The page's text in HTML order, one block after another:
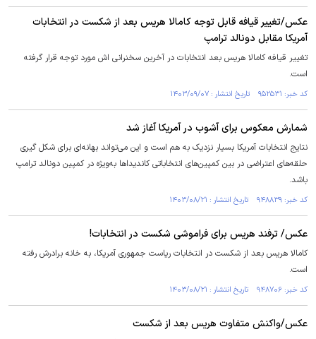
عکس/تغییر قیافه قابل توجه کامالا هریس بعد از شکست در انتخابات
آمریکا مقابل دونالد ترامپ
تغییر قیافه کامالا هریس بعد انتخابات در آخرین سخنرانی اش مورد توجه قرار گرفته
است.
کد خبر: ۹۵۲۵۳۱ تاریخ انتشار : ۱۴۰۳/۰۹/۰۷
شمارش معکوس برای آشوب در آمریکا آغاز شد
نتایج انتخابات آمریکا بسیار نزدیک به هم است و این می‌تواند بهانه‌ای برای شکل گیری
حلقه‌های اعتراضی در بین کمپین‌های انتخاباتی کاندیداها به‌ویژه در کمپین دونالد ترامپ
باشد.
کد خبر: ۹۴۸۸۳۹ تاریخ انتشار : ۱۴۰۳/۰۸/۲۱
عکس/ ترفند هریس برای فراموشی شکست در انتخابات!
کامالا هریس بعد از شکست در انتخابات ریاست جمهوری آمریکا، به خانه برادرش رفته
است.
کد خبر: ۹۴۸۷۰۶ تاریخ انتشار : ۱۴۰۳/۰۸/۲۱
عکس/واکنش متفاوت هریس بعد از شکست